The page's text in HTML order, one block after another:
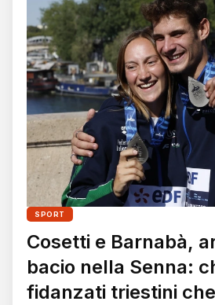
SPORT
Cosetti e Barnabà,
bacio nella Senna:
fidanzati triestini